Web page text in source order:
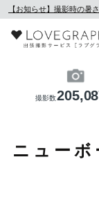
【お知らせ】撮影時の暑
撮影数
ニュー